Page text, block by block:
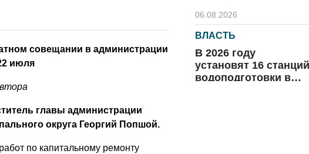
совещании в администрации
июля
главы администрации
округа Георгий Попшой.
по капитальному ремонту
06.08.2026
ВЛАСТЬ
В 2026 году
установят 16 станций
водоподготовки в